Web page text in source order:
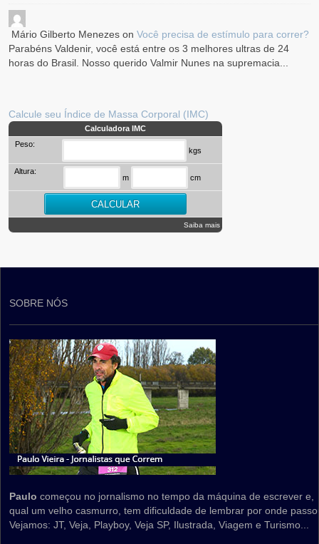
Mário Gilberto Menezes onVocê precisa de estímulo para correr?
Parabéns Valdenir, você está entre os 3 melhores ultras de 24
horas do Brasil. Nosso querido Valmir Nunes na supremacia...
Calcule seu Índice de Massa Corporal (IMC)
Calculadora IMC
Peso:
kgs
Altura:
m cm
Saiba mais
SOBRE NÓS
Paulo começou no jornalismo no tempo da máquina de escrever e,
qual um velho casmurro, tem dificuldade de lembrar por onde
Vejamos: JT, Veja, Playboy, Veja SP, Ilustrada, Viagem e Turismo...